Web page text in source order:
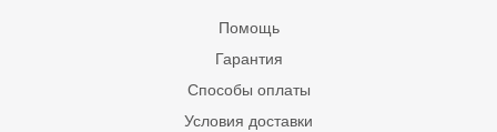
Помощь
Гарантия
Способы оплаты
Условия доставки